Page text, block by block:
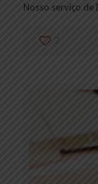
Nosso serviço de
2